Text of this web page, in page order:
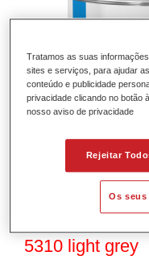
5310 light grey
Tratamos as suas
sites e serviços, para ajudar
conteúdo e publicidade
privacidade clicando no botão
nosso aviso de privacidade
Rejeitar
Os